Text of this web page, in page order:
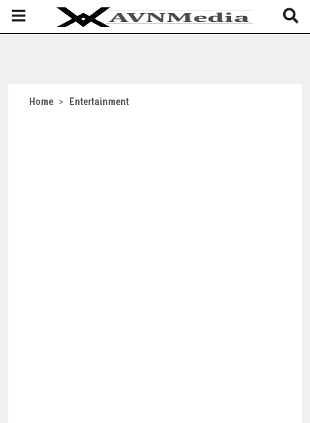
Home > Entertainment